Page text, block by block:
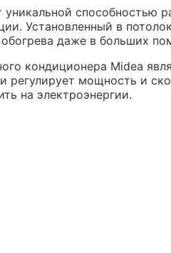
Установленный в
даже в больших
кондиционера Midea
регулирует мощность и
на электроэнергии.